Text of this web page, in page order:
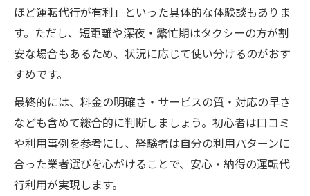
ほど運転代行が有利」といった具体的な体験談もありま
す。ただし、短距離や深夜・繁忙期はタクシーの方が割
安な場合もあるため、状況に応じて使い分けるのがおす
すめです。
最終的には、料金の明確さ・サービスの質・対応の早さ
なども含めて総合的に判断しましょう。初心者は口コミ
や利用事例を参考にし、経験者は自分の利用パターンに
合った業者選びを心がけることで、安心・納得の運転代
行利用が実現します。